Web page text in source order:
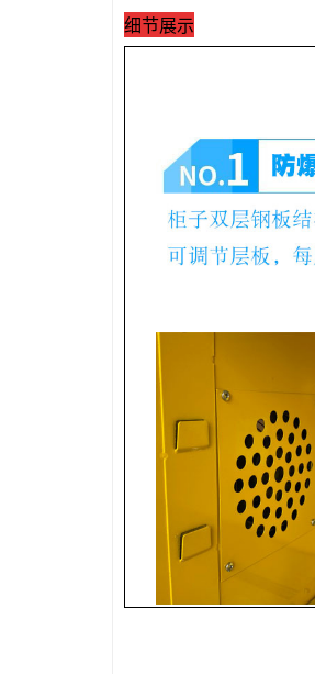
细节展示